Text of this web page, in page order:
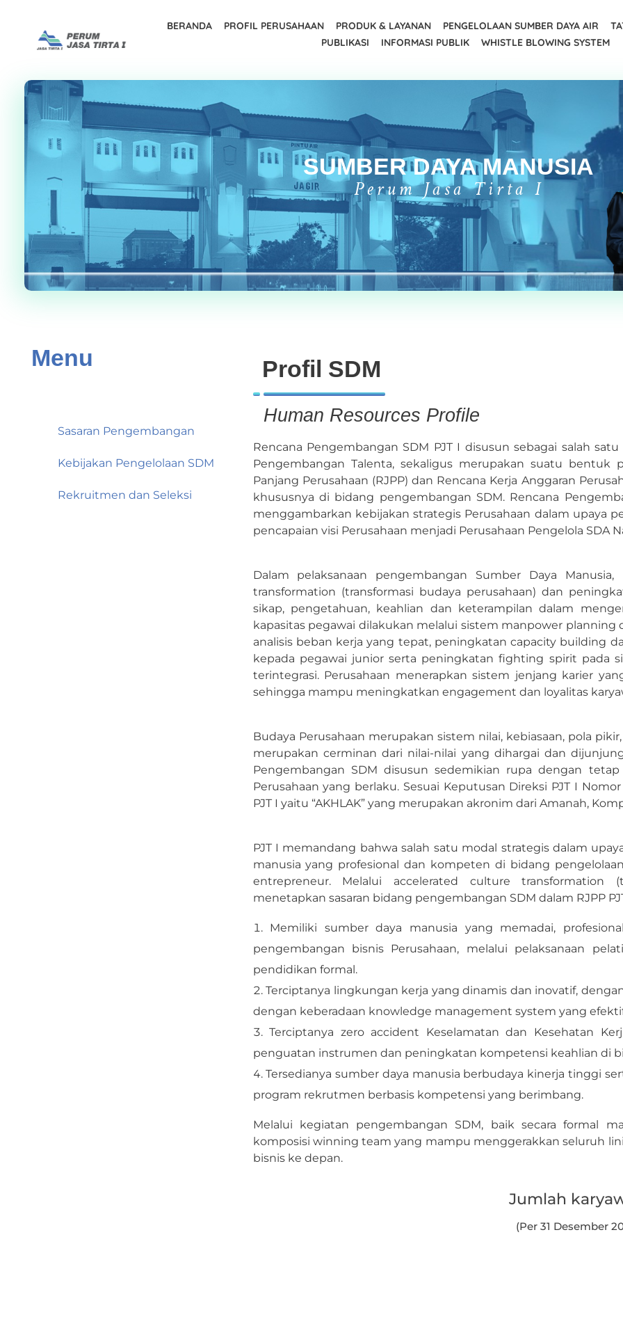
BERANDA PROFIL PERUSAHAAN PRODUK & LAYANAN PENGELOLAAN SUMBER DAYA AIR
PUBLIKASI
INFORMASI PUBLIK WHISTLE BLOWING SYSTEM
SUMBER DAYA MANUSIA
Perum Jasa Tirta I
Menu
Sasaran Pengembangan
Kebijakan Pengelolaan SDM
Rekruitmen dan Seleksi
Profil SDM
Human Resources Profile
Rencana Pengembangan SDM PJT I disusun sebagai salah
Pengembangan Talenta, sekaligus merupakan suatu bentuk
Panjang Perusahaan (RJPP) dan Rencana Kerja Anggaran
khususnya di bidang pengembangan SDM. Rencana
menggambarkan kebijakan strategis Perusahaan dalam upaya
pencapaian visi Perusahaan menjadi Perusahaan Pengelola SDA
Dalam pelaksanaan pengembangan Sumber Daya
transformation (transformasi budaya perusahaan) dan
sikap, pengetahuan, keahlian dan keterampilan dalam
kapasitas pegawai dilakukan melalui sistem manpower
analisis beban kerja yang tepat, peningkatan capacity building
kepada pegawai junior serta peningkatan fighting spirit pada
terintegrasi. Perusahaan menerapkan sistem jenjang karier
sehingga mampu meningkatkan engagement dan loyalitas
Budaya Perusahaan merupakan sistem nilai, kebiasaan, pola
merupakan cerminan dari nilai-nilai yang dihargai dan
Pengembangan SDM disusun sedemikian rupa dengan
Perusahaan yang berlaku. Sesuai Keputusan Direksi PJT I
PJT I yaitu “AKHLAK” yang merupakan akronim dari Amanah,
PJT I memandang bahwa salah satu modal strategis dalam
manusia yang profesional dan kompeten di bidang
entrepreneur. Melalui accelerated culture transformation
menetapkan sasaran bidang pengembangan SDM dalam RJPP
Memiliki sumber daya manusia yang memadai,
pengembangan bisnis Perusahaan, melalui pelaksanaan
pendidikan formal.
Terciptanya lingkungan kerja yang dinamis dan inovatif,
dengan keberadaan knowledge management system yang
Terciptanya zero accident Keselamatan dan Kesehatan
penguatan instrumen dan peningkatan kompetensi keahlian di
Tersedianya sumber daya manusia berbudaya kinerja tinggi
program rekrutmen berbasis kompetensi yang berimbang.
Melalui kegiatan pengembangan SDM, baik secara formal
komposisi winning team yang mampu menggerakkan seluruh
bisnis ke depan.
Jumlah
(Per 31 Desember